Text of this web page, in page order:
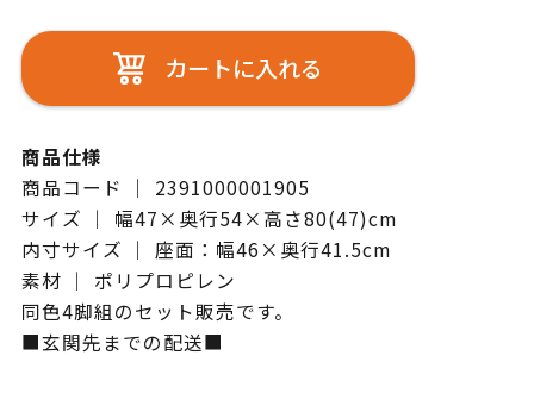
カートに入れる
商品仕様
商品コード ｜ 2391000001905
サイズ ｜ 幅47×奥行54×高さ80(47)cm
内寸サイズ ｜ 座面：幅46×奥行41.5cm
素材 ｜ ポリプロピレン
同色4脚組のセット販売です。
■玄関先までの配送■